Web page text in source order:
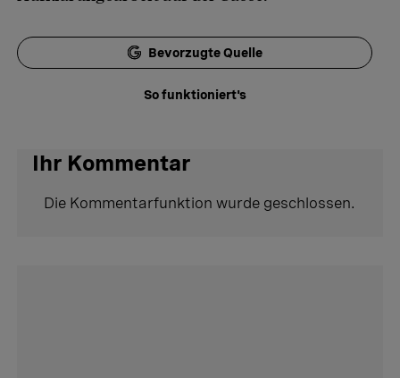
Bevorzugte Quelle
So funktioniert's
Ihr Kommentar
Die Kommentarfunktion wurde geschlossen.